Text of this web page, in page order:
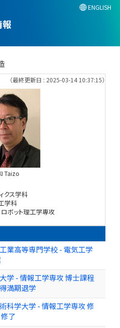
報
ENGLISH
（最終更新日 : 2025-03-14 10:37:15）
Taizo
クス学科
学科
ボット理工学専攻
業高等専門学校 - 電気工学
学 - 情報工学専攻 博士課程
満期退学
科学大学 - 情報工学専攻 修
了